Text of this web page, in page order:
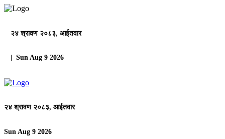
२४ श्रावण २०८३, आईतवार
| Sun Aug 9 2026
२४ श्रावण २०८३, आईतवार
Sun Aug 9 2026